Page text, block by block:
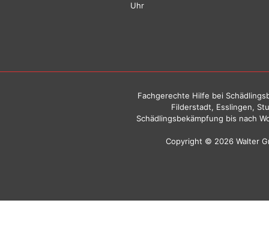
Uhr
Fachgerechte Hilfe bei
Filderstadt, Esslingen,
Schädlingsbekämpfung bis nach
Copyright © 2026 Walter